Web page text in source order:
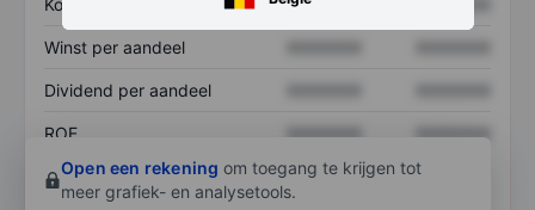
Winst per aandeel
Dividend per aandeel
ROE XXXXXXX
XXXXXXX
Open een rekening om toegang te krijgen tot
meer grafiek- en analysetools.